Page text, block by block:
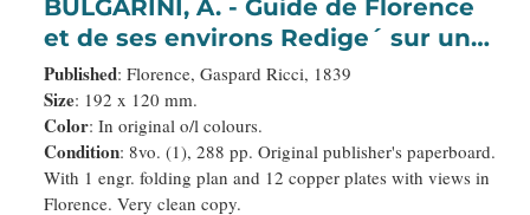
BULGARINI, A. - Guide de Florence
et de ses environs Redige´ sur un
plan entierement nouveau par
l'Abbé A. Bulgarini et Traduit en
français par A. Le Rendu. Deuxième
édition.
Published: Florence, Gaspard Ricci, 1839
Size: 192 x 120 mm.
Color: In original o/l colours.
Condition: 8vo. (1), 288 pp. Original publisher's paperboard.
With 1 engr. folding plan and 12 copper plates with views in
Florence. Very clean copy.